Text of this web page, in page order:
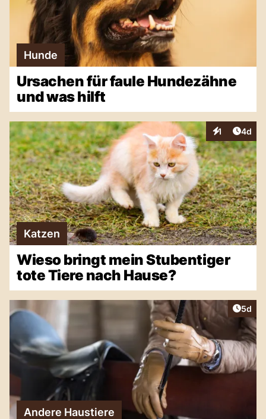
Hunde
Ursachen für faule Hundezähne
und was hilft
1
Interaktionen
4d
Katzen
Wieso bringt mein Stubentiger
tote Tiere nach Hause?
5d
Andere Haustiere